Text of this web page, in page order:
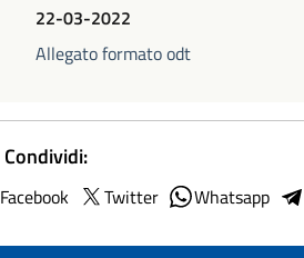
22-03-2022
Allegato formato odt
Condividi:
Facebook Twitter Whatsapp